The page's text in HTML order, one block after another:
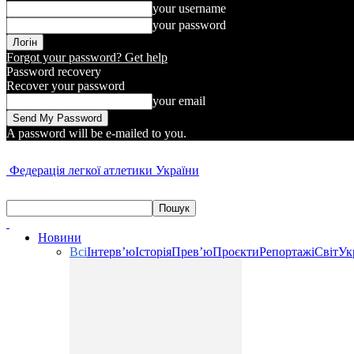
your username
your password
Forgot your password? Get help
Password recovery
Recover your password
your email
A password will be e-mailed to you.
Федерація легкої атлетики України
Новини
ВсіІнтерв’юІсторіяПрев’юПроєктиРепортажіСвіт